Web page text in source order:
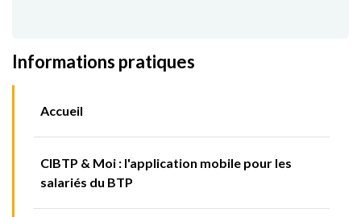
Informations pratiques
Accueil
CIBTP & Moi : l'application mobile pour les
salariés du BTP